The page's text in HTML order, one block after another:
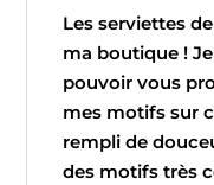
Les serviettes
ma boutique !
pouvoir vous
mes motifs sur
rempli de
des motifs très